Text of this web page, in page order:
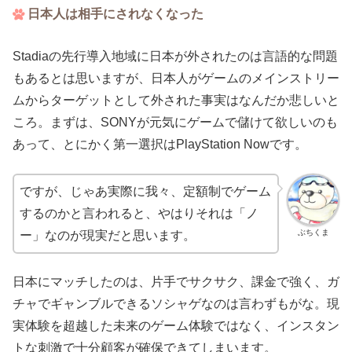
日本人は相手にされなくなった
Stadiaの先行導入地域に日本が外されたのは言語的な問題
もあるとは思いますが、日本人がゲームのメインストリー
ムからターゲットとして外された事実はなんだか悲しいと
ころ。まずは、SONYが元気にゲームで儲けて欲しいのも
あって、とにかく第一選択はPlayStation Nowです。
ぶちくま
ですが、じゃあ実際に我々、定額制でゲーム
するのかと言われると、やはりそれは「ノ
ー」なのが現実だと思います。
日本にマッチしたのは、片手でサクサク、課金で強く、ガ
チャでギャンブルできるソシャゲなのは言わずもがな。現
実体験を超越した未来のゲーム体験ではなく、インスタン
トな刺激で十分顧客が確保できてしまいます。